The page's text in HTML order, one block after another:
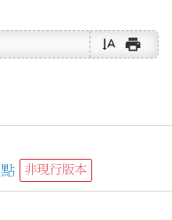
text_rotate_vertical print
非現行版本